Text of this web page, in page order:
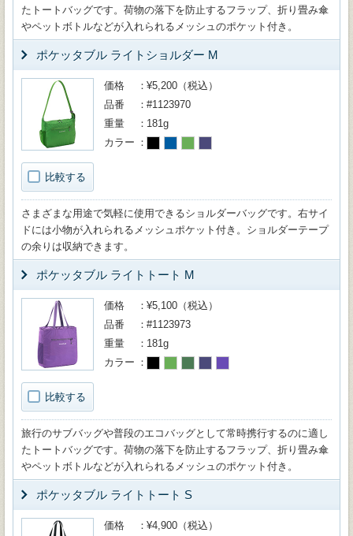
たトートバッグです。荷物の落下を防止するフラップ、折り畳み傘
やペットボトルなどが入れられるメッシュのポケット付き。
ポケッタブル ライトショルダー M
比較する
価格
¥5,200（税込）
品番
#1123970
重量
181g
カラー
さまざまな用途で気軽に使用できるショルダーバッグです。右サイ
ドには小物が入れられるメッシュポケット付き。ショルダーテープ
の余りは収納できます。
ポケッタブル ライトトート M
比較する
価格
¥5,100（税込）
品番
#1123973
重量
181g
カラー
旅行のサブバッグや普段のエコバッグとして常時携行するのに適し
たトートバッグです。荷物の落下を防止するフラップ、折り畳み傘
やペットボトルなどが入れられるメッシュのポケット付き。
ポケッタブル ライトトート S
価格
¥4,900（税込）